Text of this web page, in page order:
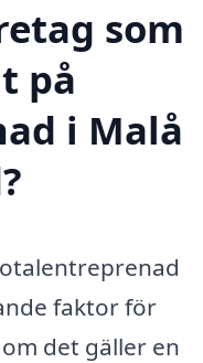
som
på
i Malå
faktor för
det gäller en